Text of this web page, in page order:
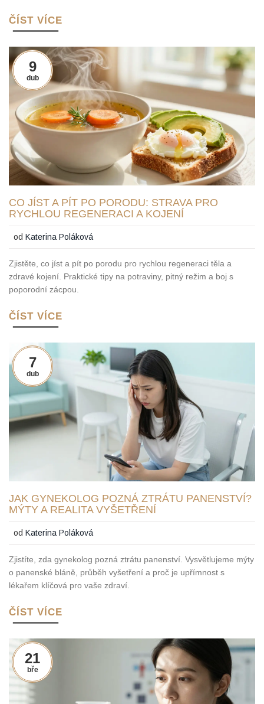
ČÍST VÍCE
9
dub
CO JÍST A PÍT PO PORODU: STRAVA PRO
RYCHLOU REGENERACI A KOJENÍ
odKaterina Poláková
Zjistěte, co jíst a pít po porodu pro rychlou regeneraci těla a
zdravé kojení. Praktické tipy na potraviny, pitný režim a boj s
poporodní zácpou.
ČÍST VÍCE
7
dub
JAK GYNEKOLOG POZNÁ ZTRÁTU PANENSTVÍ?
MÝTY A REALITA VYŠETŘENÍ
odKaterina Poláková
Zjistíte, zda gynekolog pozná ztrátu panenství. Vysvětlujeme mýty
o panenské bláně, průběh vyšetření a proč je upřímnost s
lékařem klíčová pro vaše zdraví.
ČÍST VÍCE
21
bře